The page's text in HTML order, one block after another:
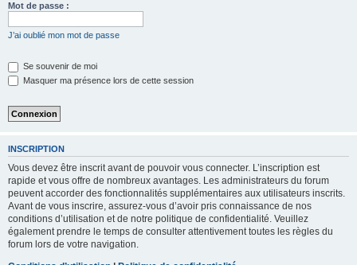
Mot de passe :
J’ai oublié mon mot de passe
Se souvenir de moi
Masquer ma présence lors de cette session
INSCRIPTION
Vous devez être inscrit avant de pouvoir vous connecter. L’inscription est
rapide et vous offre de nombreux avantages. Les administrateurs du forum
peuvent accorder des fonctionnalités supplémentaires aux utilisateurs inscrits.
Avant de vous inscrire, assurez-vous d’avoir pris connaissance de nos
conditions d’utilisation et de notre politique de confidentialité. Veuillez
également prendre le temps de consulter attentivement toutes les règles du
forum lors de votre navigation.